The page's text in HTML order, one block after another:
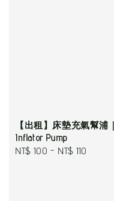
【出租】床墊充氣幫浦｜
Inflator Pump
Regular
NT$ 100 - NT$ 110